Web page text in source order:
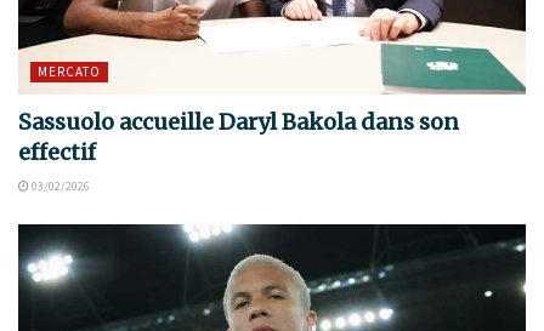
MERCATO
Sassuolo accueille Daryl Bakola dans son
effectif
03/02/2026